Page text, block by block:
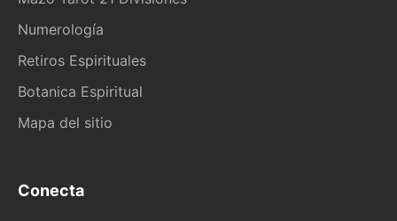
Numerología
Retiros Espirituales
Botanica Espiritual
Mapa del sitio
Conecta